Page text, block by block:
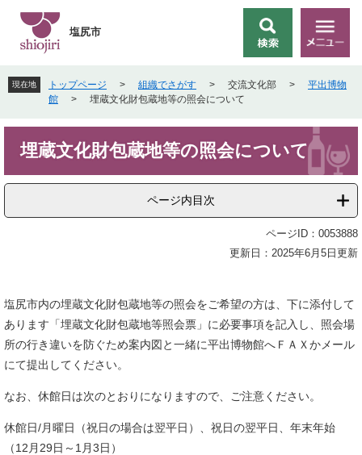
先
頭
す
を
飛
し
文
索
メ
ニ
ー
塩尻市
現在地 トップページ > 組織でさがす > 交流文化部 >
平出博物
館
> 埋蔵文化財包蔵地等の照会について
埋蔵文化財包蔵地等の照会について
ページ内目次
ページID：0053888
更新日：2025年6月5日更新
塩尻市内の埋蔵文化財包蔵地等の照会をご希望の方は、下に添付して
あります「埋蔵文化財包蔵地等照会票」に必要事項を記入し、照会場
所の行き違いを防ぐため案内図と一緒に平出博物館へＦＡＸかメール
にて提出してください。
なお、休館日は次のとおりになりますので、ご注意ください。
休館日/月曜日（祝日の場合は翌平日）、祝日の翌平日、年末年始
（12月29日～1月3日）